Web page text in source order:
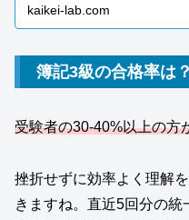
kaikei-lab.com
簿記3級の合格率は？
受験者の30-40%以上の方
挫折せずに効率よく理解
きますね。直近5回分の